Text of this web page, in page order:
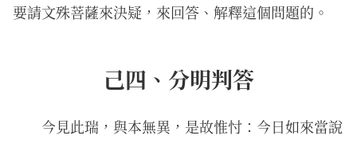
要請文殊菩薩來決疑，來回答、解釋這個問題的。
己四、分明判答
今見此瑞，與本無異，是故惟忖：今日如來當說